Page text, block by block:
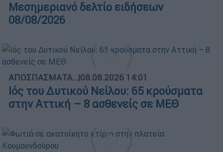
Μεσημεριανό δελτίο ειδήσεων
08/08/2026
ΑΠΟΣΠΑΣΜΑΤΑ...|08.08.2026 14:01
Ιός του Δυτικού Νείλου: 65 κρούσματα
στην Αττική – 8 ασθενείς σε ΜΕΘ